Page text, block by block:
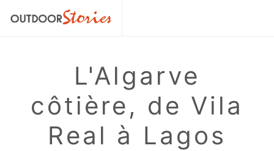
L'Algarve
côtière, de Vila
Real à Lagos